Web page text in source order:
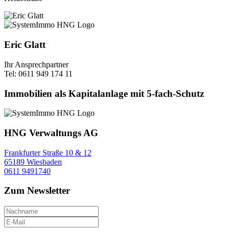
Eric Glatt
Ihr Ansprechpartner
Tel: 0611 949 174 11
Immobilien als Kapitalanlage mit 5-fach-Schutz
HNG Verwaltungs AG
Frankfurter Straße 10 & 12
65189 Wiesbaden
0611 9491740
Zum Newsletter